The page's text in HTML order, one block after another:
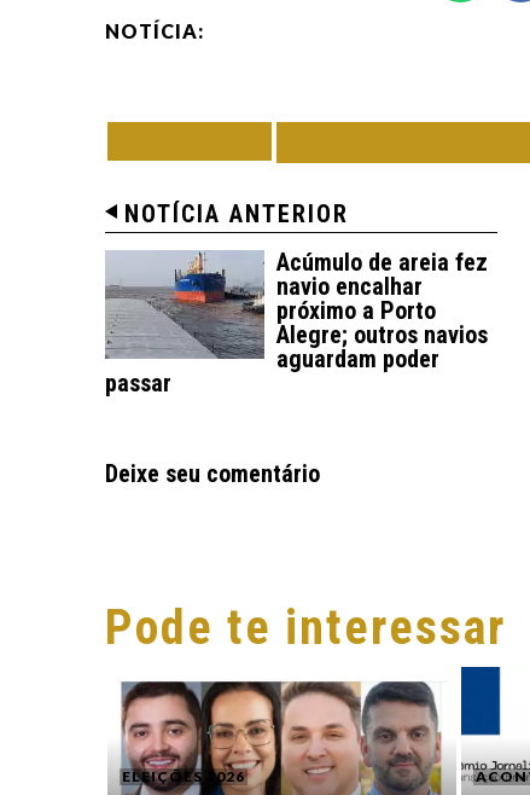
NOTÍCIA:
NOTÍCIA ANTERIOR
Acúmulo de areia fez
navio encalhar
próximo a Porto
Alegre; outros navios
aguardam poder
passar
Deixe seu comentário
Pode te interessar
ELEIÇÕES 2026